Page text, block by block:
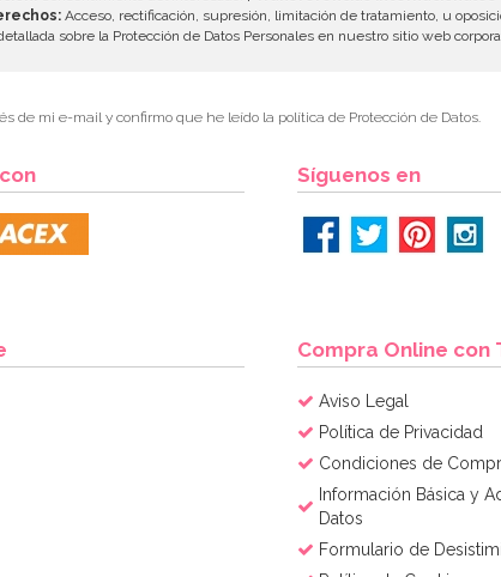
Acceso, rectificación, supresión, limitación de tratamiento, u
sobre la Protección de Datos Personales en nuestro sitio web
de mi e-mail y confirmo que he leído la política de Protección de Datos.
Síguenos en
Compra Online con
Aviso Legal
Política de Privacidad
Condiciones de
Información Básica y
Datos
Formulario de